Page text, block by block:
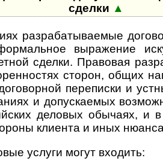
сделки ▲
разрабатываемые
выра­же­ние
сде­лки. Право­вая
сто­рон, общих
пере­пи­ски и
и допус­кае­мых
дело­вых обы­чаях, и
кли­ента и иных
услуги могут входить: